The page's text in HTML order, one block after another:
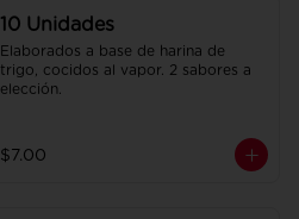
10 Unidades
Elaborados a base de harina de
trigo, cocidos al vapor. 2 sabores a
elección.
$7.00